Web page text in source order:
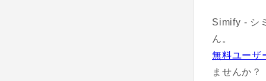
Simify - シ
ん。
無料ユーザ
ませんか？